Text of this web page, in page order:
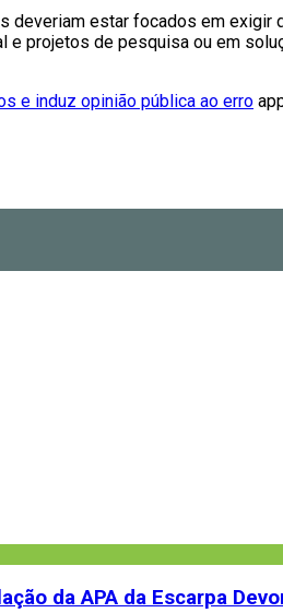
deveriam estar focados em exigir
projetos de pesquisa ou em
e induz opinião pública ao erro
da APA da Escarpa